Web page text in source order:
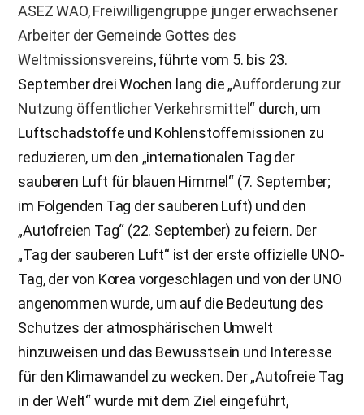
ASEZ WAO, Freiwilligengruppe junger erwachsener
Arbeiter der Gemeinde Gottes des
Weltmissionsvereins, führte vom 5. bis 23.
September drei Wochen lang die „Aufforderung zur
Nutzung öffentlicher Verkehrsmittel “ durch, um
Luftschadstoffe und Kohlenstoffemissionen zu
reduzieren, um den „internationalen Tag der
sauberen Luft für blauen Himmel“ (7. September;
im Folgenden Tag der sauberen Luft) und den
„Autofreien Tag“ (22. September) zu feiern. Der
„Tag der sauberen Luft“ ist der erste offizielle UNO-
Tag, der von Korea vorgeschlagen und von der UNO
angenommen wurde, um auf die Bedeutung des
Schutzes der atmosphärischen Umwelt
hinzuweisen und das Bewusstsein und Interesse
für den Klimawandel zu wecken. Der „Autofreie Tag
in der Welt“ wurde mit dem Ziel eingeführt,